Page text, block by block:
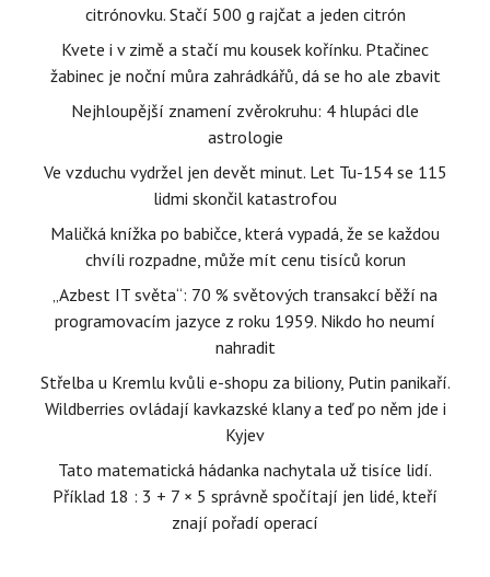
citrónovku. Stačí 500 g rajčat a jeden citrón
Kvete i v zimě a stačí mu kousek kořínku. Ptačinec
žabinec je noční můra zahrádkářů, dá se ho ale zbavit
Nejhloupější znamení zvěrokruhu: 4 hlupáci dle
astrologie
Ve vzduchu vydržel jen devět minut. Let Tu-154 se 115
lidmi skončil katastrofou
Maličká knížka po babičce, která vypadá, že se každou
chvíli rozpadne, může mít cenu tisíců korun
„Azbest IT světa“: 70 % světových transakcí běží na
programovacím jazyce z roku 1959. Nikdo ho neumí
nahradit
Střelba u Kremlu kvůli e-shopu za biliony, Putin panikaří.
Wildberries ovládají kavkazské klany a teď po něm jde i
Kyjev
Tato matematická hádanka nachytala už tisíce lidí.
Příklad 18 : 3 + 7 × 5 správně spočítají jen lidé, kteří
znají pořadí operací